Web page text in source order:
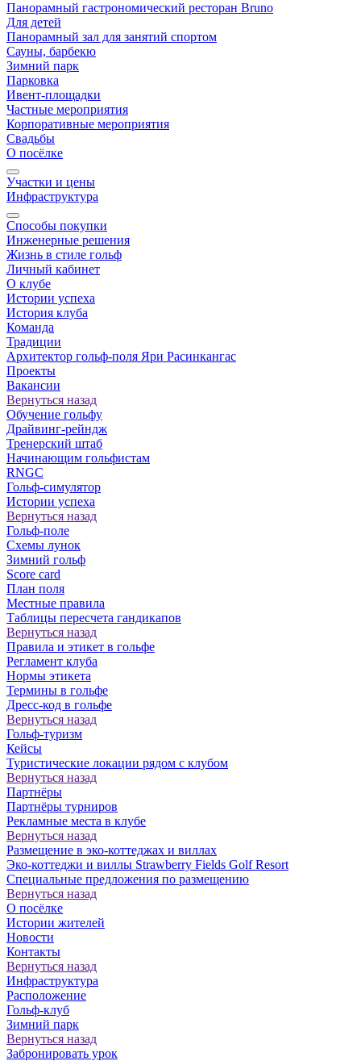
Панорамный гастрономический ресторан Bruno
Для детей
Панорамный зал для занятий спортом
Сауны, барбекю
Зимний парк
Парковка
Ивент-площадки
Частные мероприятия
Корпоративные мероприятия
Свадьбы
О посёлке
Участки и цены
Инфраструктура
Способы покупки
Инженерные решения
Жизнь в стиле гольф
Личный кабинет
О клубе
Истории успеха
История клуба
Команда
Традиции
Архитектор гольф-поля Яри Расинкангас
Проекты
Вакансии
Вернуться назад
Обучение гольфу
Драйвинг-рейндж
Тренерский штаб
Начинающим гольфистам
RNGC
Гольф-симулятор
Истории успеха
Вернуться назад
Гольф-поле
Схемы лунок
Зимний гольф
Score card
План поля
Местные правила
Таблицы пересчета гандикапов
Вернуться назад
Правила и этикет в гольфе
Регламент клуба
Нормы этикета
Термины в гольфе
Дресс-код в гольфе
Вернуться назад
Гольф-туризм
Кейсы
Туристические локации рядом с клубом
Вернуться назад
Партнёры
Партнёры турниров
Рекламные места в клубе
Вернуться назад
Размещение в эко-коттеджах и виллах
Эко-коттеджи и виллы Strawberry Fields Golf Resort
Специальные предложения по размещению
Вернуться назад
О посёлке
Истории жителей
Новости
Контакты
Вернуться назад
Инфраструктура
Расположение
Гольф-клуб
Зимний парк
Вернуться назад
Забронировать урок